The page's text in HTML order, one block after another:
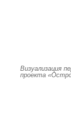
Визуализация
проекта